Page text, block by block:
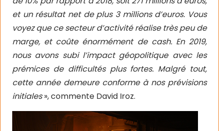
et un résultat net de plus 3 millions d’euros. Vous
voyez que ce secteur d’activité réalise très peu de
marge, et coûte énormément de cash. En 2019,
nous avons subi l’impact géopolitique avec les
prémices de difficultés plus fortes. Malgré tout,
cette année demeure conforme à nos prévisions
initiales», commente David Iroz.